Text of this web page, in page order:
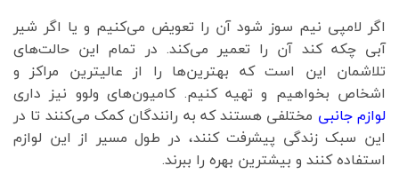
اگر لامپی نیم سوز شود آن را تعویض می‌کنیم و یا اگر شیر
آبی چکه کند آن را تعمیر می‌کند. در تمام این حالت‌های
تلاشمان این است که بهترین‌ها را از عالیترین مراکز و
اشخاص بخواهیم و تهیه کنیم. کامیون‌های ولوو نیز داری
لوازم جانبی مختلفی هستند که به رانندگان کمک می‌کنند تا در
این سبک زندگی پیشرفت کنند، در طول مسیر از این لوازم
استفاده کنند و بیشترین بهره را ببرند.